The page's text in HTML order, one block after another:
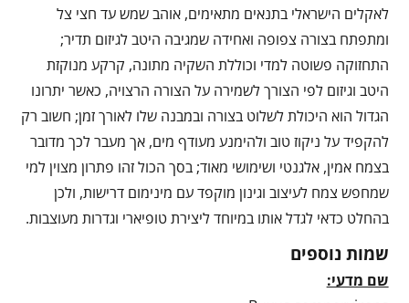
לאקלים הישראלי בתנאים מתאימים, אוהב שמש עד חצי צל
ומתפתח בצורה צפופה ואחידה שמגיבה היטב לגיזום תדיר;
התחזוקה פשוטה למדי וכוללת השקיה מתונה, קרקע מנוקזת
היטב וגיזום לפי הצורך לשמירה על הצורה הרצויה, כאשר יתרונו
הגדול הוא היכולת לשלוט בצורה ובמבנה שלו לאורך זמן; חשוב רק
להקפיד על ניקוז טוב ולהימנע מעודף מים, אך מעבר לכך מדובר
בצמח אמין, אלגנטי ושימושי מאוד; בסך הכול זהו פתרון מצוין למי
שמחפש צמח לעיצוב וגינון מוקפד עם מינימום דרישות, ולכן
בהחלט כדאי לגדל אותו במיוחד ליצירת טופיארי וגדרות מעוצבות.
שמות נוספים
שם מדעי: